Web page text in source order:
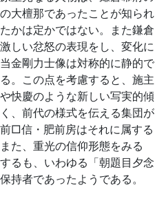
大檀那であったことが知られ
かは定かではない。また鎌倉
しい忿怒の表現をし、変化に
金剛力士像は対称的に静的で
。この点を考慮すると、施主
快慶のような新しい写実的傾
、前代の様式を伝える集団が
□信・肥前房はそれに属する
た、重光の信仰形態をみる
るも、いわゆる「朝題目夕念
持者であったようである。